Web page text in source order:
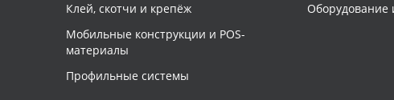
Клей, скотчи и крепёж
Мобильные конструкции и POS-
материалы
Профильные системы
Оборудование